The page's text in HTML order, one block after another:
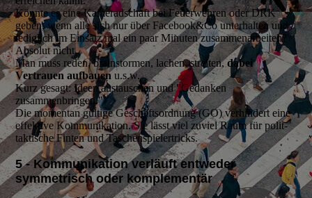
Könnte es eine Kameradschaft bei Feuerwehren oder DRK
geben, wenn alle sich nur über Facebook&Co unterhalten und
lediglich im Einsatz mal ein paar Minuten zusammenarbeiten?
Absolut nicht.
Man muss reden, brainstormen, lachen, streiten,dabei
Vertrauen aufbauen u.s.w.
Kurz gesagt: Ideen austauschen und "Gedanken
zusammenbringen."
Die momentan gültige Geschäftsordnung (GO) verhindert eine
effektive Kommunikation. Sie lässt viel zuviel Raum für polit-
taktische Finten und Taschenspielertricks.
5 - Kommunikation verläuft entweder
symmetrisch oder komplementär